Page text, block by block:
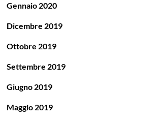
Gennaio 2020
Dicembre 2019
Ottobre 2019
Settembre 2019
Giugno 2019
Maggio 2019